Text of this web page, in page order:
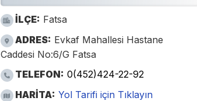
İLÇE: Fatsa
ADRES: Evkaf Mahallesi Hastane
Caddesi No:6/G Fatsa
TELEFON: 0(452)424-22-92
HARİTA: Yol Tarifi için Tıklayın